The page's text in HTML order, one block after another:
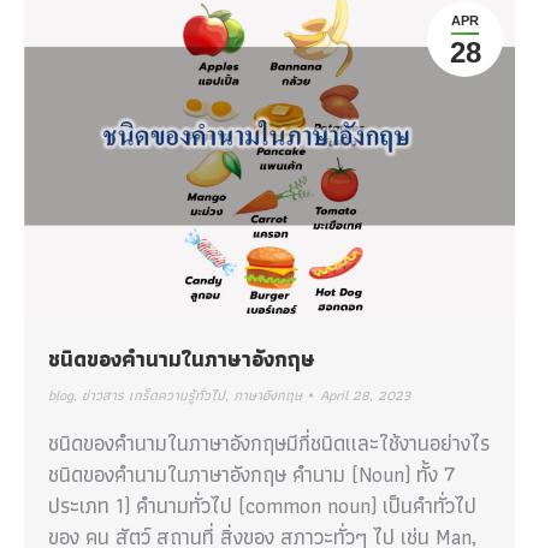
APR
28
ชนิดของคำนามในภาษาอังกฤษ
blog, ข่าวสาร เกร็ดความรู้ทั่วไป, ภาษาอังกฤษ April 28, 2023
ชนิดของคำนามในภาษาอังกฤษมีกี่ชนิดเเละใช้งานอย่างไร
ชนิดของคำนามในภาษาอังกฤษ คำนาม (Noun) ทั้ง 7
ประเภท 1) คำนามทั่วไป (common noun) เป็นคำทั่วไป
ของ คน สัตว์ สถานที่ สิ่งของ สภาวะทั่วๆ ไป เช่น Man,